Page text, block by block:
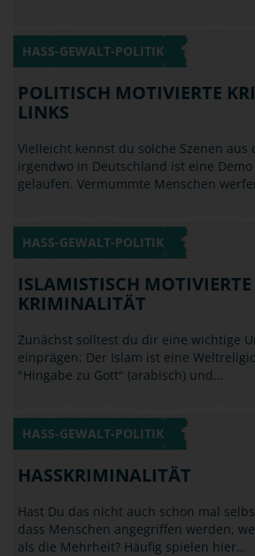
HASS-GEWALT-POLITIK
POLITISCH MOTIVIERTE
LINKS
Vielleicht kennst du solche Szenen aus
irgendwo in Deutschland ist eine
gelaufen. Vermummte Menschen
HASS-GEWALT-POLITIK
ISLAMISTISCH MOTIVIERTE
KRIMINALITÄT
Zunächst solltest du dir eine wichtige
einprägen: Der Islam ist eine
"Hingabe zu Gott" (arabisch) und…
HASS-GEWALT-POLITIK
HASSKRIMINALITÄT
Hast Du das nicht auch schon mal
dass Menschen angegriffen werden,
als die Mehrheit? Häufig spielen hier…